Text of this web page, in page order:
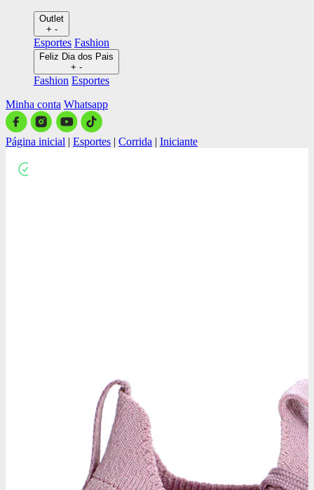
Outlet
+ -
Esportes Fashion
Feliz Dia dos Pais
+ -
Fashion Esportes
Minha conta Whatsapp
Página inicial | Esportes | Corrida | Iniciante